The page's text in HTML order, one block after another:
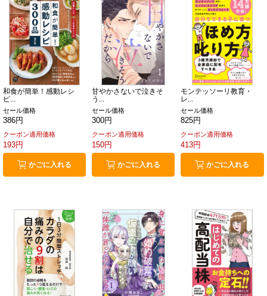
和食が簡単！感動レシ
ピ...
セール価格
386円
クーポン適用価格
193円
かごに入れる
甘やかさないで泣きそ
う...
セール価格
300円
クーポン適用価格
150円
かごに入れる
モンテッソーリ教育・
レ...
セール価格
825円
クーポン適用価格
413円
かごに入れる